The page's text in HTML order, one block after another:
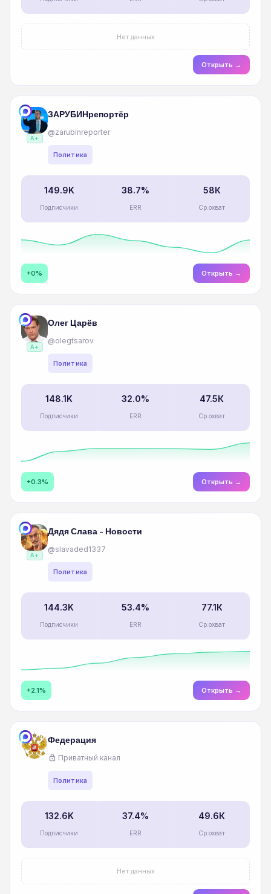
Нет данных
Открыть →
A+
ЗАРУБИНрепортёр
@zarubinreporter
Политика
149.9K
Подписчики
38.7%
ERR
58К
Ср.охват
+0% Открыть →
A+
Олег Царёв
@olegtsarov
Политика
148.1K
Подписчики
32.0%
ERR
47.5К
Ср.охват
+0.3% Открыть →
A+
Дядя Слава - Новости
@slavaded1337
Политика
144.3K
Подписчики
53.4%
ERR
77.1К
Ср.охват
+2.1% Открыть →
Федерация
lock Приватный канал
Политика
132.6K
Подписчики
37.4%
ERR
49.6К
Ср.охват
Нет данных